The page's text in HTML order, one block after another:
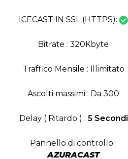
ICECAST IN SSL (HTTPS):
Bitrate : 320Kbyte
Traffico Mensile : Illimitato
Ascolti massimi : Da 300
Delay ( Ritardo ) : 5 Secondi
Pannello di controllo :
AZURACAST